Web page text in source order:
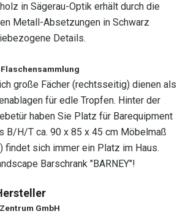
in Sägerau-Optik erhält durch die
Metall-Absetzungen in Schwarz
Details.
große Fächer (rechtsseitig) dienen als
für edle Tropfen. Hinter der
haben Sie Platz für Barequipment
B/H/T ca. 90 x 85 x 45 cm Möbelmaß
findet sich immer ein Platz im Haus.
Barschrank "BARNEY"!
GmbH